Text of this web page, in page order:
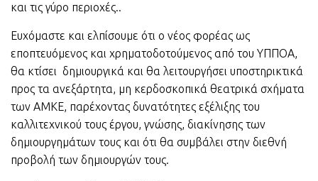
και τις γύρο περιοχές..
Ευχόμαστε και ελπίσουμε ότι ο νέος φορέας ως
εποπτευόμενος και χρηματοδοτούμενος από του ΥΠΠΟΑ,
θα κτίσει δημιουργικά και θα λειτουργήσει υποστηρικτικά
προς τα ανεξάρτητα, μη κερδοσκοπικά θεατρικά σχήματα
των ΑΜΚΕ, παρέχοντας δυνατότητες εξέλιξης του
καλλιτεχνικού τους έργου, γνώσης, διακίνησης των
δημιουργημάτων τους και ότι θα συμβάλει στην διεθνή
προβολή των δημιουργών τους.